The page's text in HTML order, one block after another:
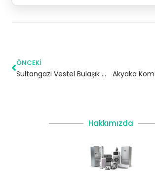
ÖNCEKI
Sultangazi Vestel Bulaşık Makinesi Servisi Akyaka
Hakkımızda